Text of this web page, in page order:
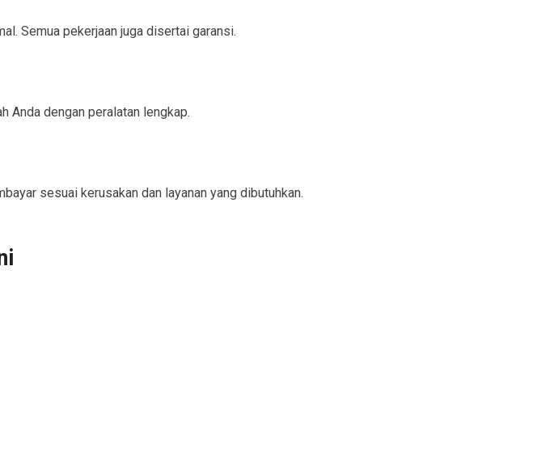
Semua pekerjaan juga disertai garansi.
Anda dengan peralatan lengkap.
sesuai kerusakan dan layanan yang dibutuhkan.